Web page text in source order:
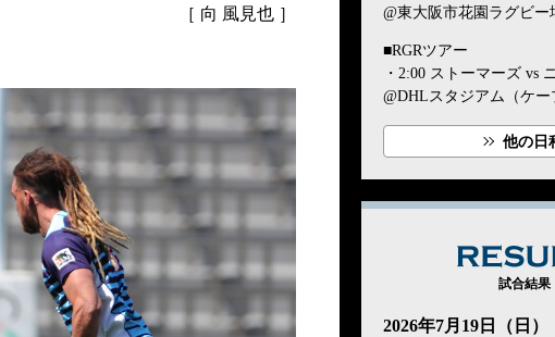
［ 向 風見也 ］
@東大阪市花園ラグビー
■RGRツアー
・2:00 ストーマーズ vs
@DHLスタジアム（ケー
他の日
試合結果
2026年7月19日（日）